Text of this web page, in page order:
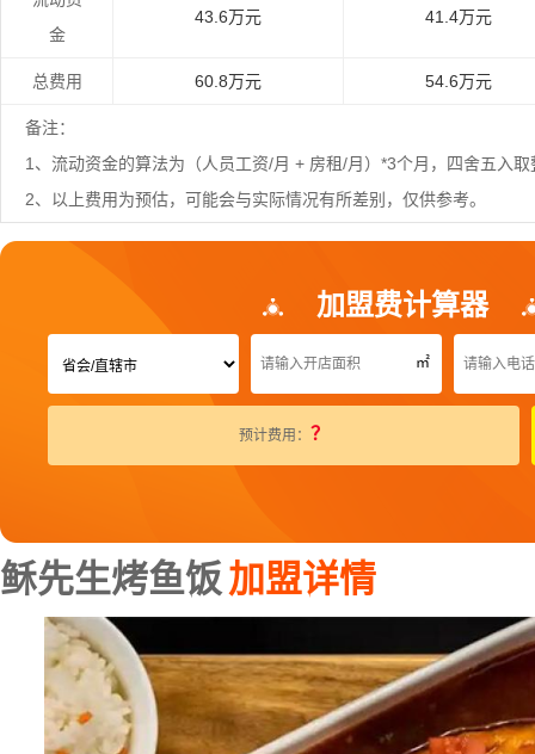
金
43.6万元 41.4万元
总费用 60.8万元 54.6万元
备注：
1、流动资金的算法为（人员工资/月 + 房租/月）*3个月，四舍五入
2、以上费用为预估，可能会与实际情况有所差别，仅供参考。
加盟费计算器
㎡
预计费用： ？
稣先生烤鱼饭 加盟详情